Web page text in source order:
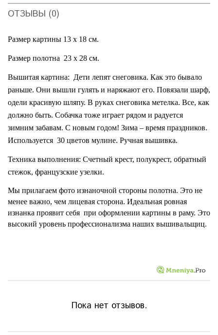
ОТЗЫВЫ (0)
Размер картины 13 х 18 см.
Размер полотна 23 х 28 см.
Вышитая картина: Дети лепят снеговика. Как это бывало
раньше. Они вышли гулять и наряжают его. Повязали шарф,
одели красивую шляпу. В руках снеговика метелка. Все, как
должно быть. Собачка тоже играет рядом и радуется
зимним забавам. С новым годом! Зима – время праздников.
Используется 30 цветов мулине. Ручная вышивка.
Техника выполнения: Счетный крест, полукрест, обратный
стежок, французские узелки.
Мы прилагаем фото изнаночной стороны полотна. Это не
менее важно, чем лицевая сторона. Идеальная ровная
изнанка проявит себя при оформлении картины в раму. Это
высокий уровень профессионализма наших вышивальщиц.
Пока нет отзывов.